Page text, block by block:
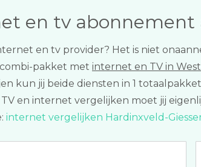
en tv abonnement
en tv provider? Het is niet
pakket met internet en TV in
kun jij beide diensten in 1
en internet vergelijken moet jij
internet vergelijken Hardinxveld-